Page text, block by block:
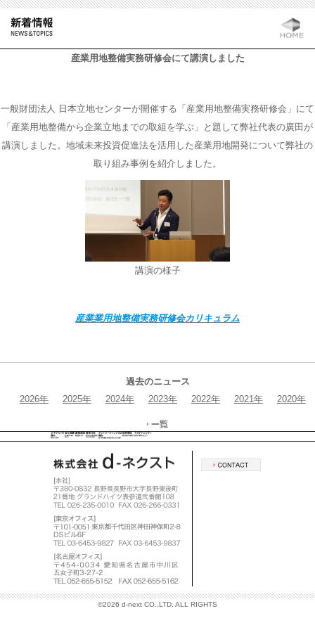
産業用地整備実務研修会にて講演しました
一般財団法人 日本立地センターが開催する「産業用地整備実務研修会」にて
「産業用地整備から企業立地までの取組を学ぶ」と題して弊社代表の廣田が
講演しました。地域未来投資促進法を活用した産業用地開発について弊社の
取り組み事例を紹介しました。
講演の様子
産業業用地整備実務研修会カリキュラム
過去のニュース
2026年
2025年 2024年 2023年 2022年 2021年 2020年
©2026 d-next CO.,LTD. ALL RIGHTS